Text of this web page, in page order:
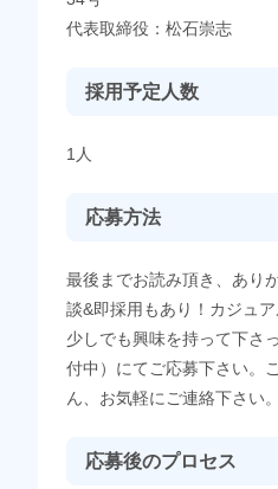
代表取締役：松石崇志
採用予定人数
1人
応募方法
最後までお読み頂き、あり
談&即採用もあり！カジュア
少しでも興味を持って下さ
付中）にてご応募下さい。
ん、お気軽にご連絡下さい。
応募後のプロセス